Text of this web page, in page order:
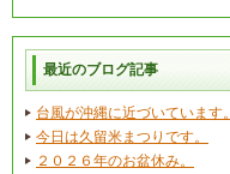
最近のブログ記事
台風が沖縄に近づいています。
今日は久留米まつりです。
２０２６年のお盆休み。